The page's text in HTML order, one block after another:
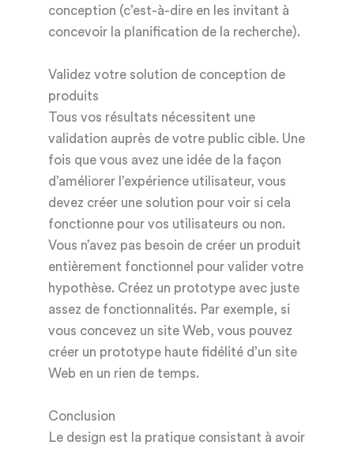
conception (c’est-à-dire en les invitant à
concevoir la planification de la recherche).
Validez votre solution de conception de
produits
Tous vos résultats nécessitent une
validation auprès de votre public cible. Une
fois que vous avez une idée de la façon
d’améliorer l’expérience utilisateur, vous
devez créer une solution pour voir si cela
fonctionne pour vos utilisateurs ou non.
Vous n’avez pas besoin de créer un produit
entièrement fonctionnel pour valider votre
hypothèse. Créez un prototype avec juste
assez de fonctionnalités. Par exemple, si
vous concevez un site Web, vous pouvez
créer un prototype haute fidélité d’un site
Web en un rien de temps.
Conclusion
Le design est la pratique consistant à avoir